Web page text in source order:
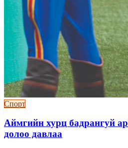
Спорт
Аймгийн хурц бадрангуй
долоо давлаа